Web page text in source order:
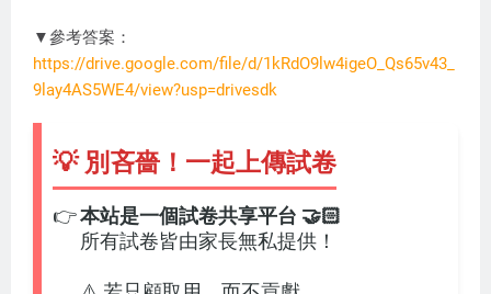
▼參考答案：
https://drive.google.com/file/d/1kRdO9lw4igeO_Qs65v43_
9lay4AS5WE4/view?usp=drivesdk
💡 別吝嗇！一起上傳試卷
本站是一個試卷共享平台 🤝🏻
👉
所有試卷皆由家長無私提供！